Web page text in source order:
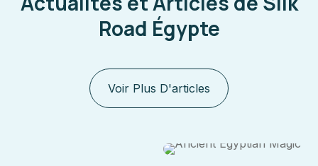
Road Égypte
Voir Plus D'articles